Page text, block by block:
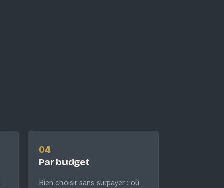
04
Par budget
Bien choisir sans surpayer : où